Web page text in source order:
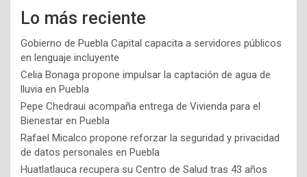
Lo más reciente
Gobierno de Puebla Capital capacita a servidores públicos
en lenguaje incluyente
Celia Bonaga propone impulsar la captación de agua de
lluvia en Puebla
Pepe Chedraui acompaña entrega de Vivienda para el
Bienestar en Puebla
Rafael Micalco propone reforzar la seguridad y privacidad
de datos personales en Puebla
Huatlatlauca recupera su Centro de Salud tras 43 años